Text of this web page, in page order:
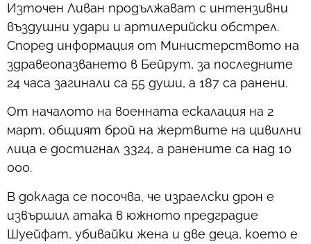
Източен Ливан продължават с интензивни
въздушни удари и артилерийски обстрел.
Според информация от Министерството на
здравеопазването в Бейрут, за последните
24 часа загинали са 55 души, а 187 са ранени.
От началото на военната ескалация на 2
март, общият брой на жертвите на цивилни
лица е достигнал 3324, а ранените са над 10
000.
В доклада се посочва, че израелски дрон е
извършил атака в южното предградие
Шуейфат, убивайки жена и две деца, което е